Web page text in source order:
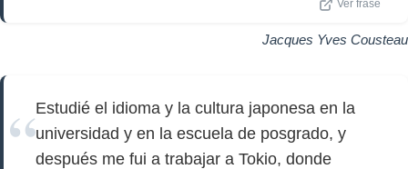
Ver frase
Jacques Yves Cousteau
Estudié el idioma y la cultura japonesa en la
universidad y en la escuela de posgrado, y
después me fui a trabajar a Tokio, donde